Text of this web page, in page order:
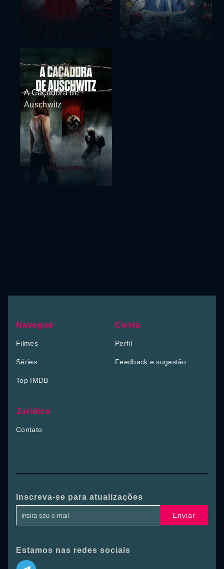
A Caçadora de
Auschwitz
Navegue
Filmes
Séries
Top IMDB
Conta
Perfil
Feedback e sugestão
Jurídico
Contato
Inscreva-se para atualizações
Enviar
Estamos nas redes sociais